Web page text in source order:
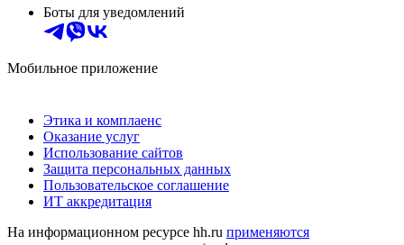
Боты для уведомлений
Мобильное приложение
Этика и комплаенс
Оказание услуг
Использование сайтов
Защита персональных данных
Пользовательское соглашение
ИТ аккредитация
На информационном ресурсе hh.ru применяются